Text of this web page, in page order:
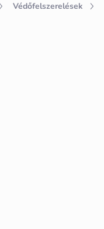
Védőfelszerelések